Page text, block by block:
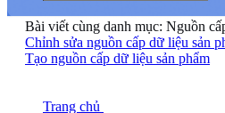
Bài viết cùng danh mục: Nguồn
Chỉnh sửa nguồn cấp dữ liệu sản
Tạo nguồn cấp dữ liệu sản phẩm
Trang chủ